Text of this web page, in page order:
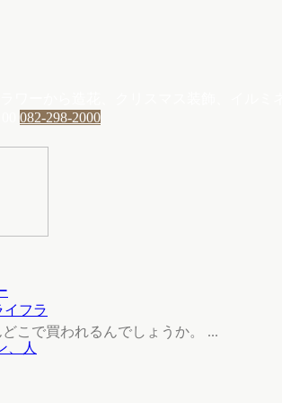
ワーから造花、クリスマス装飾、イル
082-298-2000
フラ
、人
こで買われるんでしょうか。 ...